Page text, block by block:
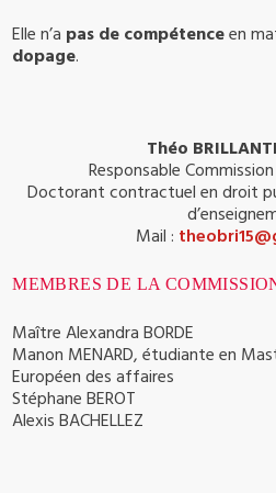
Elle n’a pas de compétenceen
dopage.
Théo
Responsable
Doctorant contractuel en droit
Mail :
MEMBRES DE LA
Maître Alexandra BORDE
Manon MENARD, étudiante en
Européen des affaires
Stéphane BEROT
Alexis BACHELLEZ